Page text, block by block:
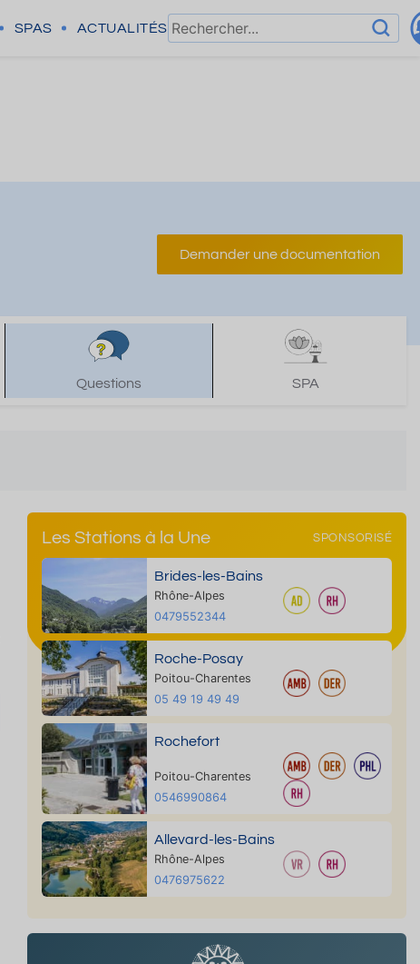
SPAS ACTUALITÉS
Demander une documentation
Questions SPA
Les Stations à la Une SPONSORISÉ
Brides-les-Bains
Rhône-Alpes
0479552344
Roche-Posay
Poitou-Charentes
05 49 19 49 49
Rochefort
Poitou-Charentes
0546990864
Allevard-les-Bains
Rhône-Alpes
0476975622